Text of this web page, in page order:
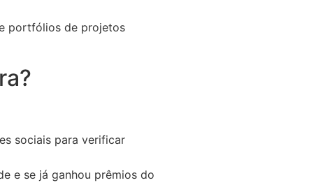
portfólios de projetos
sociais para verificar
e se já ganhou prêmios do